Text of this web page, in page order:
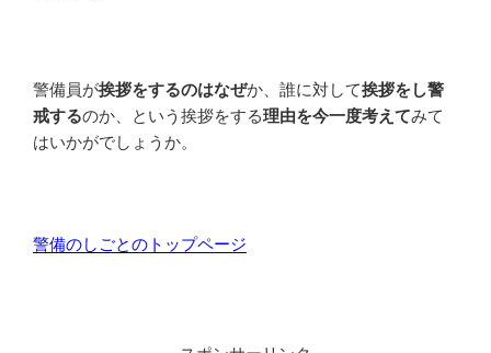
警備員が挨拶をするのはなぜか、誰に対して挨拶をし警
戒するのか、という挨拶をする理由を今一度考えてみて
はいかがでしょうか。
警備のしごとのトップページ